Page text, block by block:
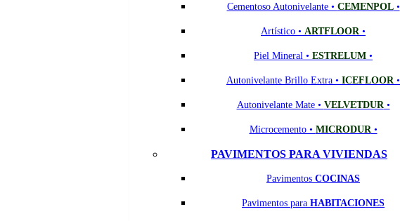
Cementoso Autonivelante • CEMENPOL•
Artístico • ARTFLOOR •
Piel Mineral • ESTRELUM •
Autonivelante Brillo Extra • ICEFLOOR •
Autonivelante Mate • VELVETDUR •
Microcemento • MICRODUR •
PAVIMENTOS PARA VIVIENDAS
Pavimentos COCINAS
Pavimentos para HABITACIONES